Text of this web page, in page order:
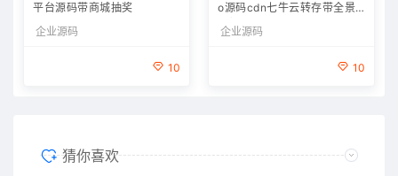
平台源码带商城抽奖
企业源码
10
o源码cdn七牛云转存带全景
拍摄教程制作软件
企业源码
10
猜你喜欢